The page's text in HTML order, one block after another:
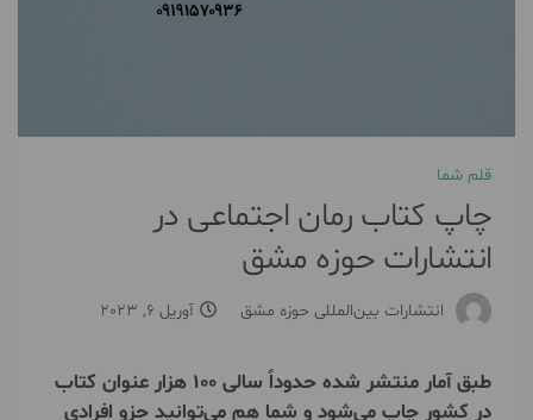
قلم شما
چاپ کتاب رمان اجتماعی در
انتشارات حوزه مشق
انتشارات بین‌المللی حوزه مشق آوریل 6, 2023
طبق آمار منتشر شده حدوداً سالی 100 هزار عنوان کتاب
در کشور چاپ می‌شود و شما هم می‌توانید جزو افرادی